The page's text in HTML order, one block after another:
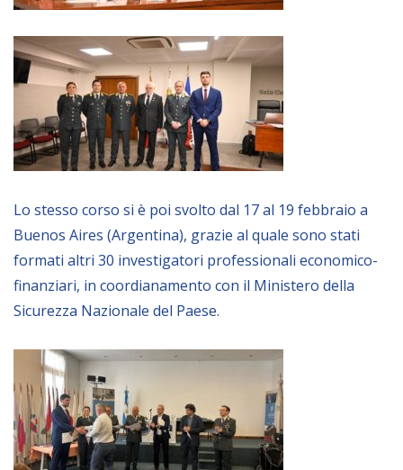
Albo fornitori
Contratti/Accordi/Grant
NEWSLETTER
Lo stesso corso si è poi svolto dal 17 al 19 febbraio a
Buenos Aires (Argentina), grazie al quale sono stati
formati altri 30 investigatori professionali economico-
finanziari, in coordianamento con il Ministero della
Sicurezza Nazionale del Paese.